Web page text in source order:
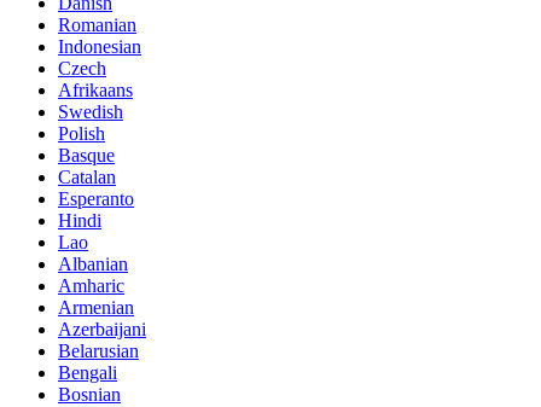
Romanian
Indonesian
Czech
Afrikaans
Swedish
Polish
Basque
Catalan
Esperanto
Hindi
Lao
Albanian
Amharic
Armenian
Azerbaijani
Belarusian
Bengali
Bosnian